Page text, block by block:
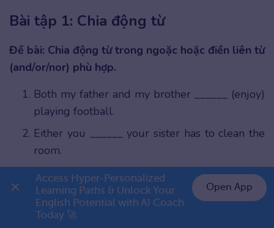
Bài tập 1: Chia động từ
Đề bài: Chia động từ trong ngoặc hoặc điền liên từ
(and/or/nor) phù hợp.
Both my father and my brother ______ (enjoy)
playing football.
Either you ______ your sister has to clean the
room.
Neither the cats ______ the dog is hungry.
Both of the students ______ (be) very
intelligent.👉 Premium 1 năm chỉ 799K
Access Hyper-Personalized
Learning Paths & Unlock Your
English Potential with AI Coach
Today 🚀
Open App